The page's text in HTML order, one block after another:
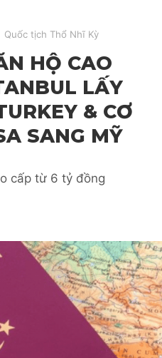
Quốc tịch Thổ Nhĩ Kỳ
HỘ CAO
LẤY
& CƠ
SANG MỸ
cấp từ 6 tỷ đồng